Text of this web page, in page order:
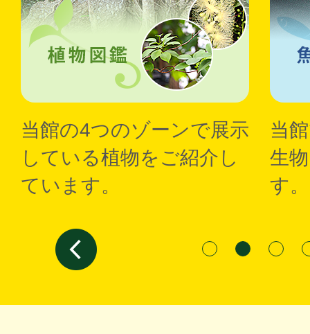
当館の4つのゾーンで展示
している植物をご紹介し
ています。
当
生
す。